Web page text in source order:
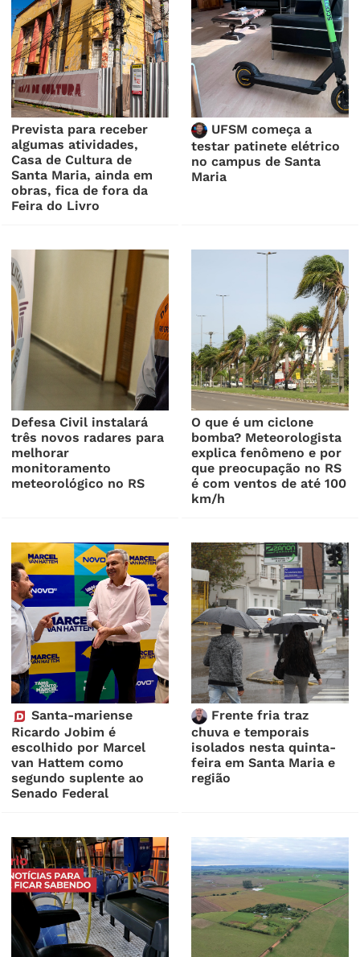
Prevista para receber
algumas atividades,
Casa de Cultura de
Santa Maria, ainda em
obras, fica de fora da
Feira do Livro
UFSM começa a
testar patinete elétrico
no campus de Santa
Maria
Defesa Civil instalará
três novos radares para
melhorar
monitoramento
meteorológico no RS
O que é um ciclone
bomba? Meteorologista
explica fenômeno e por
que preocupação no RS
é com ventos de até 100
km/h
Santa-mariense
Ricardo Jobim é
escolhido por Marcel
van Hattem como
segundo suplente ao
Senado Federal
Frente fria traz
chuva e temporais
isolados nesta quinta-
feira em Santa Maria e
região